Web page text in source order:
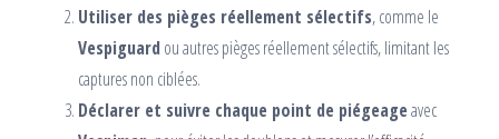
Utiliser des pièges réellement sélectifs, comme le
Vespiguard ou autres pièges réellement sélectifs, limitant les
captures non ciblées.
Déclarer et suivre chaque point de piégeageavec